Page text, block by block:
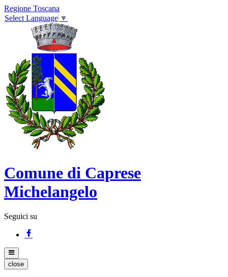
Regione Toscana
Select Language ▼
Comune di Caprese
Michelangelo
Seguici su
close